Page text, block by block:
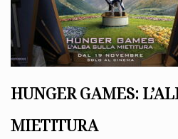
HUNGER GAMES:
MIETITURA